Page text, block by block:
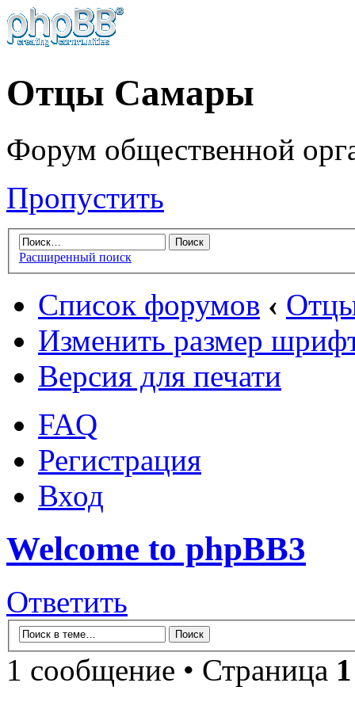
Отцы Самары
Форум общественной
Пропустить
Расширенный поиск
Список форумов ‹
Изменить размер
Версия для печати
FAQ
Регистрация
Вход
Welcome to phpBB3
Ответить
1 сообщение • Страница 1